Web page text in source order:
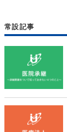
常設記事